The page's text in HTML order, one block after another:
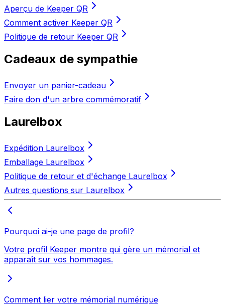
Aperçu de Keeper QR
Comment activer Keeper QR
Politique de retour Keeper QR
Cadeaux de sympathie
Envoyer un panier-cadeau
Faire don d'un arbre commémoratif
Laurelbox
Expédition Laurelbox
Emballage Laurelbox
Politique de retour et d'échange Laurelbox
Autres questions sur Laurelbox
Pourquoi ai-je une page de profil?
Votre profil Keeper montre qui gère un mémorial et
apparaît sur vos hommages.
Comment lier votre mémorial numérique